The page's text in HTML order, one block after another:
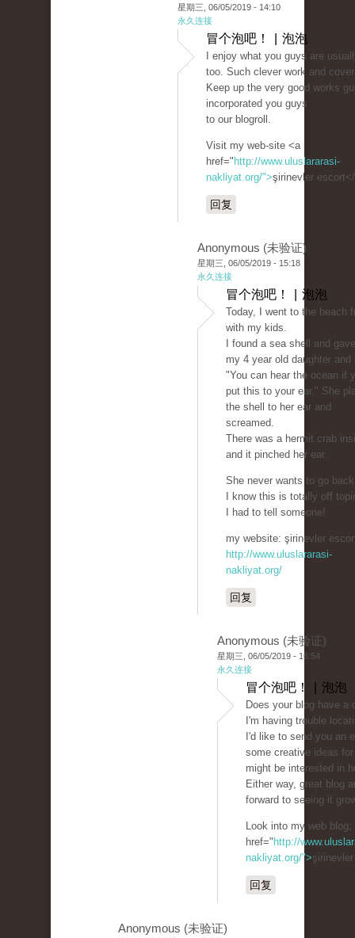
星期三, 06/05/2019 - 14:10
永久连接
冒个泡吧！ | 泡泡
I enjoy what you guys are
too. Such clever work and
Keep up the very good works
incorporated you guys
to our blogroll.
Visit my web-site <a
href=" http://www.uluslararasi-
nakliyat.org/">şirinevler
回复
Anonymous (未验证)
星期三, 06/05/2019 - 15:18
永久连接
冒个泡吧！ | 泡泡
Today, I went to the beach
with my kids.
I found a sea shell and
my 4 year old daughter and
"You can hear the ocean if
put this to your ear." She
the shell to her ear and
screamed.
There was a hermit crab
and it pinched her ear.
She never wants to go
I know this is totally off
I had to tell someone!
my website: şirinevler
http://www.uluslararasi-
nakliyat.org/
回复
Anonymous (未验证)
星期三, 06/05/2019 - 16:54
永久连接
冒个泡吧！ | 泡泡
Does your blog have a
I'm having trouble
I'd like to send you an
some creative ideas
might be interested in
Either way, great blog
forward to seeing it
Look into my web blog;
href=" http://
nakliyat.org/">
回复
Anonymous (未验证)